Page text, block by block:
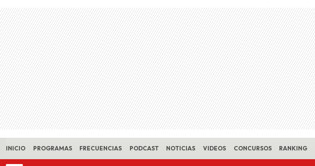
Skip to main content
INICIO PROGRAMAS FRECUENCIAS PODCAST NOTICIAS VIDEOS CONCURSOS RANKING